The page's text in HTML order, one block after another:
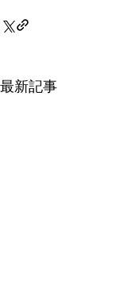
最新記事